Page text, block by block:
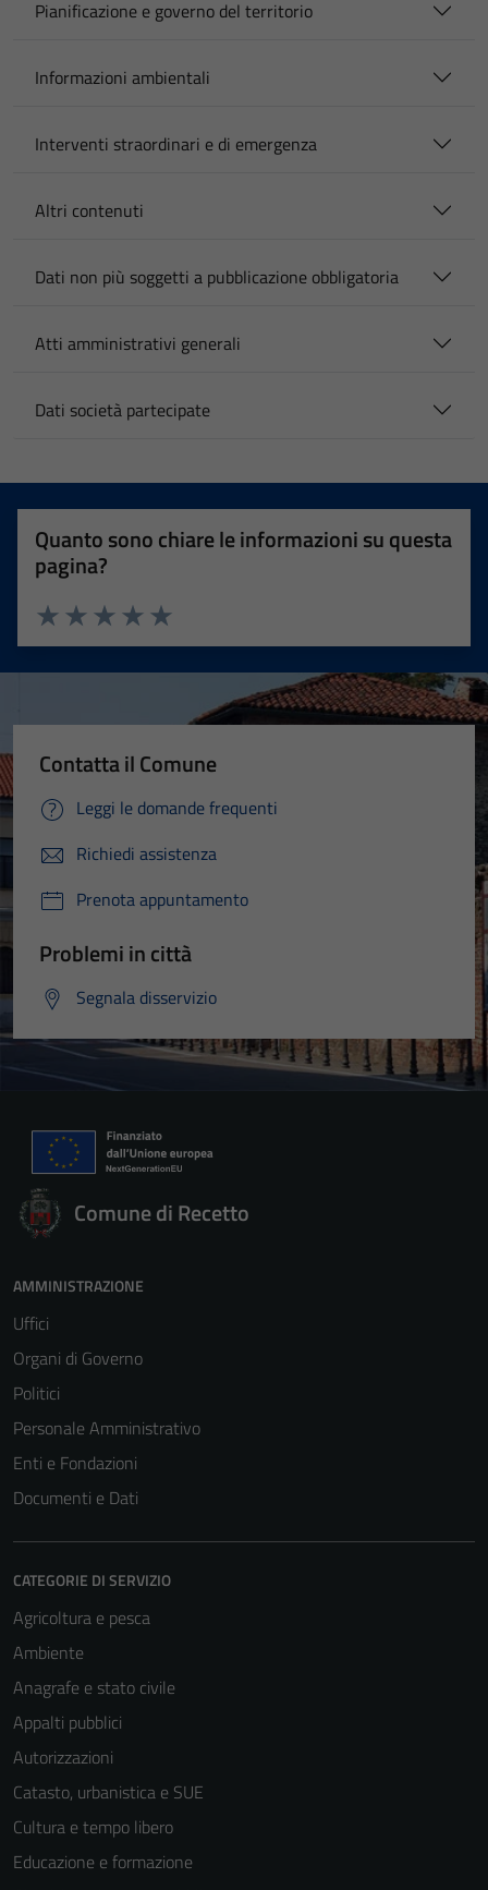
Pianificazione e governo del territorio
Informazioni ambientali
Interventi straordinari e di emergenza
Altri contenuti
Dati non più soggetti a pubblicazione obbligatoria
Atti amministrativi generali
Dati società partecipate
Quanto sono chiare le informazioni su questa
pagina?
Valuta 5 stelle su 5
Valuta 4 stelle su 5
Valuta 3 stelle su 5
Valuta 2 stelle su 5
Valuta 1 stelle su 5
Contatta il Comune
Leggi le domande frequenti
Richiedi assistenza
Prenota appuntamento
Problemi in città
Segnala disservizio
Comune di Recetto
AMMINISTRAZIONE
Uffici
Organi di Governo
Politici
Personale Amministrativo
Enti e Fondazioni
Documenti e Dati
CATEGORIE DI SERVIZIO
Agricoltura e pesca
Ambiente
Anagrafe e stato civile
Appalti pubblici
Autorizzazioni
Catasto, urbanistica e SUE
Cultura e tempo libero
Educazione e formazione